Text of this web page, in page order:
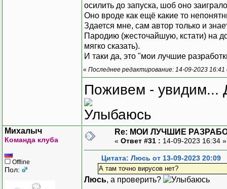
осилить до запуска, шоб оно
Оно вроде как ещё какие то
Здается мне, сам автор только и
Пародию (жесточайшую, кстати) на
мягко сказать).
И таки да, это "мои лучшие
« Последнее редактирование: 14-09-2023
Поживем - увидим...
Михалыч
Команда клуба
Offline
Пол:
Re: МОИ ЛУЧШИЕ
« Ответ #31 : 14-09-2023 16:34
Цитата: Люсь от 13-09-2023 20:09
А там точно вирусов нет?
Люсь, а проверить?